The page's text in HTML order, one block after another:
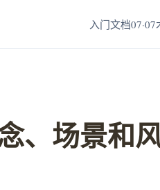
入门文档07·07
、场景和